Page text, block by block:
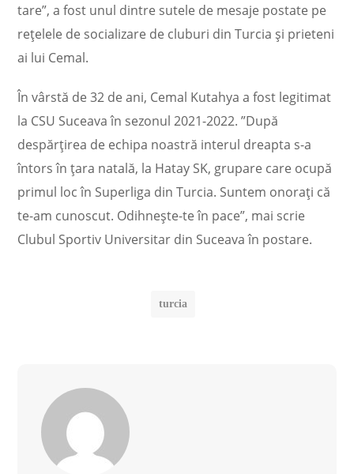
tare”, a fost unul dintre sutele de mesaje postate pe
reţelele de socializare de cluburi din Turcia şi prieteni
ai lui Cemal.
În vârstă de 32 de ani, Cemal Kutahya a fost legitimat
la CSU Suceava în sezonul 2021-2022. ”După
despărţirea de echipa noastră interul dreapta s-a
întors în ţara natală, la Hatay SK, grupare care ocupă
primul loc în Superliga din Turcia. Suntem onoraţi că
te-am cunoscut. Odihneşte-te în pace”, mai scrie
Clubul Sportiv Universitar din Suceava în postare.
turcia